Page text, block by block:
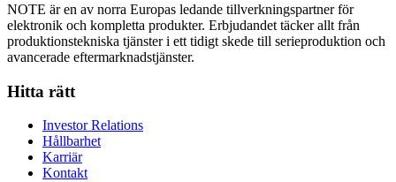
NOTE är en av norra Europas ledande tillverkningspartner för
elektronik och kompletta produkter. Erbjudandet täcker allt från
produktionstekniska tjänster i ett tidigt skede till serieproduktion och
avancerade eftermarknadstjänster.
Hitta rätt
Investor Relations
Hållbarhet
Karriär
Kontakt